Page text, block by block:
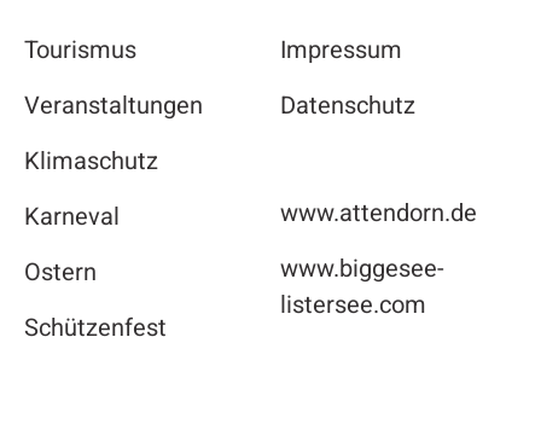
Tourismus
Veranstaltungen
Klimaschutz
Karneval
Ostern
Schützenfest
Impressum
Datenschutz
www.attendorn.de
www.biggesee-
listersee.com